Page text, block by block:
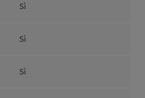
Sì
Sì
Sì